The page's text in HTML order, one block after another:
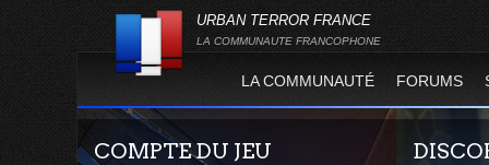
URBAN TERROR FRANCE
LA COMMUNAUTE FRANCOPHONE
LA COMMUNAUTÉ FORUMS
COMPTE DU JEU